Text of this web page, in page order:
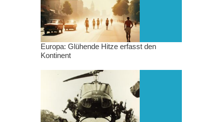
Europa: Glühende Hitze erfasst den
Kontinent